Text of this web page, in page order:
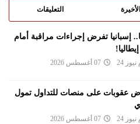
الأخيرة التعليقات
إسبانيا تفرض إجراءات مراقبة أمام
24 07 أغسطس 2026
عقوبات على منصات للتداول تمول
24 07 أغسطس 2026